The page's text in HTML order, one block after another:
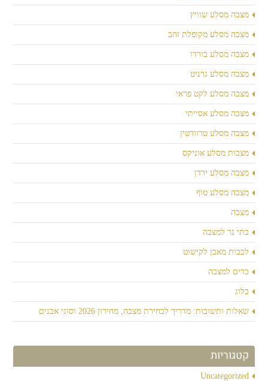
מצבה מסלע שוויץ
מצבה מסלע מקופלת זהב
מצבה מסלע בורדו
מצבה מסלע גרניט
מצבה מסלע לקט פראי
מצבה מסלע אסייתי
מצבה מסלע טרוורטין
מצבות מסלע אוניקס
מצבה מסלע ירדן
מצבה מסלע טוף
מצבה
בתי נר למצבה
לבבות מאבן לקישוט
כדים למצבה
בלוג
שאלות ותשובות: מדריך לבחירת מצבה, מחירון 2026 וסוגי אבנים
קטגוריות
Uncategorized